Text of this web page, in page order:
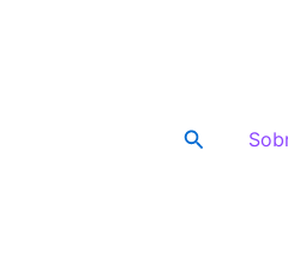
Pesquisar